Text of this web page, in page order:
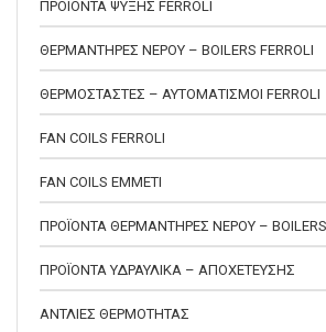
ΠΡΟΪΟΝΤΑ ΨΥΞΗΣ FERROLI
ΘΕΡΜΑΝΤΗΡΕΣ ΝΕΡΟΥ – BOILERS FERROLI
ΘΕΡΜΟΣΤΑΣΤΕΣ – ΑΥΤΟΜΑΤΙΣΜΟΙ FERROLI
FAN COILS FERROLI
FAN COILS EMMETI
ΠΡΟΪΟΝΤΑ ΘΕΡΜΑΝΤΗΡΕΣ ΝΕΡΟΥ – BOILERS
ΠΡΟΪΟΝΤΑ ΥΔΡΑΥΛΙΚΑ – ΑΠΟΧΕΤΕΥΣΗΣ
ΑΝΤΛΙΕΣ ΘΕΡΜΟΤΗΤΑΣ